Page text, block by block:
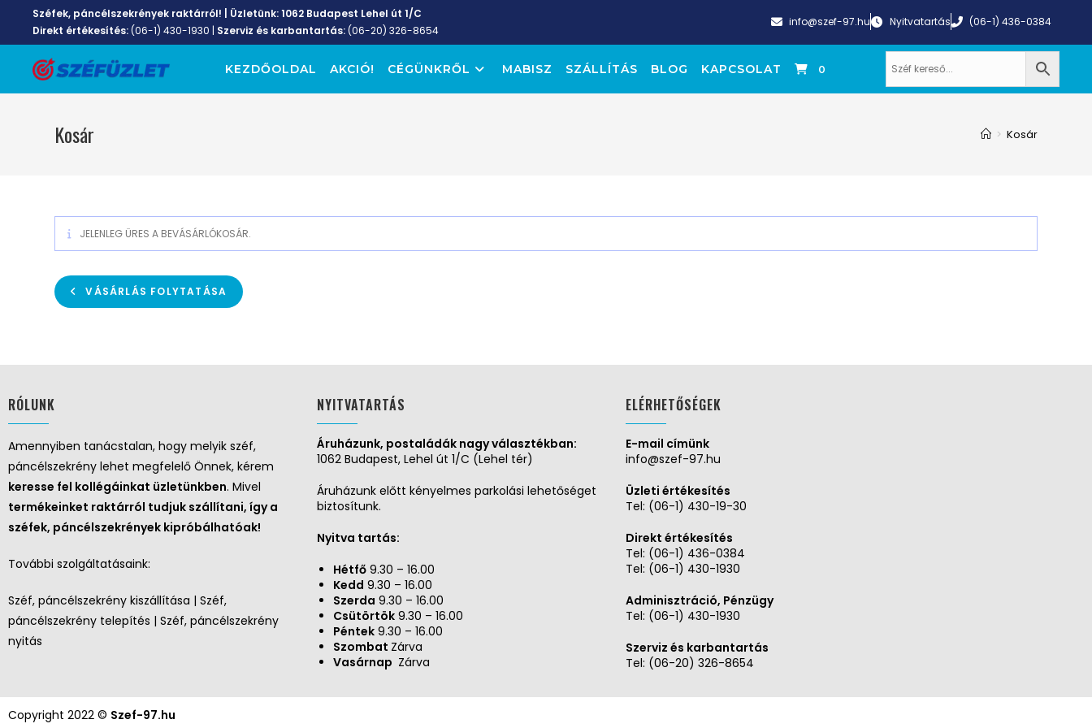
Széfek, páncélszekrények raktárról! | Üzletünk:1062 Budapest Lehel út 1/C
Direkt értékesítés:(06-1) 430-1930 | Szerviz és karbantartás:(06-20) 326-8654
info@szef-97.hu Nyitvatartás (06-1) 436-0384
KEZDŐOLDAL AKCIÓ! CÉGÜNKRŐL MABISZ SZÁLLÍTÁS BLOG KAPCSOLAT 0
Kosár > Kosár
JELENLEG ÜRES A BEVÁSÁRLÓKOSÁR.
VÁSÁRLÁS FOLYTATÁSA
RÓLUNK
Amennyiben tanácstalan, hogy melyik széf,
páncélszekrény lehet megfelelő Önnek, kérem
keresse fel kollégáinkat üzletünkben. Mivel
termékeinket raktárról tudjuk szállítani, így a
széfek, páncélszekrények kipróbálhatóak!
További szolgáltatásaink:
Széf, páncélszekrény kiszállítása | Széf,
páncélszekrény telepítés | Széf, páncélszekrény
nyitás
NYITVATARTÁS
Áruházunk, postaládák nagy választékban:
1062 Budapest, Lehel út 1/C (Lehel tér)
Áruházunk előtt kényelmes parkolási lehetőséget
biztosítunk.
Nyitva tartás:
Hétfő9.30 – 16.00
Kedd 9.30 – 16.00
Szerda 9.30 – 16.00
Csütörtök9.30 – 16.00
Péntek9.30 – 16.00
Szombat Zárva
Vasárnap Zárva
ELÉRHETŐSÉGEK
E-mail címünk
info@szef-97.hu
Üzleti értékesítés
Tel: (06-1) 430-19-30
Direkt értékesítés
Tel: (06-1) 436-0384
Tel: (06-1) 430-1930
Adminisztráció, Pénzügy
Tel: (06-1) 430-1930
Szerviz és karbantartás
Tel: (06-20) 326-8654
Copyright 2022 © Szef-97.hu